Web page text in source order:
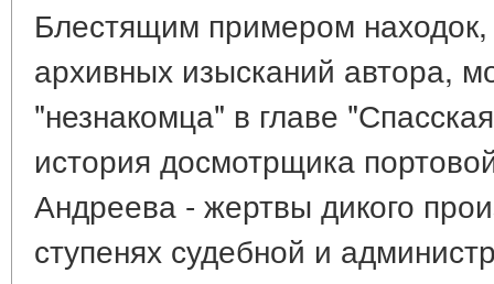
Блестящим примером
архивных изысканий автора,
"незнакомца" в главе
история досмотрщика
Андреева - жертвы дикого
ступенях судебной и